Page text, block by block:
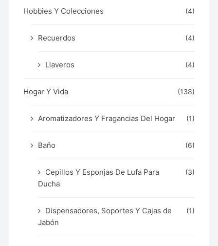
Hobbies Y Colecciones (4)
Recuerdos (4)
Llaveros (4)
Hogar Y Vida (138)
Aromatizadores Y Fragancias Del Hogar (1)
Baño (6)
Cepillos Y Esponjas De Lufa Para
Ducha
(3)
Dispensadores, Soportes Y Cajas de
Jabón
(1)